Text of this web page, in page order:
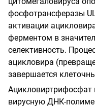
фосфотрансферазы
активации
ферментом в
селективность.
ацикловира
завершается
Ацикловиртрифосфат
вирусную ДНК-